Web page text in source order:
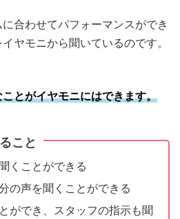
合わせてパフォーマンスができ
ヤモニから聞いているのです。
とがイヤモニにはできます。
こと
くことができる
の声を聞くことができる
ができ、スタッフの指示も聞